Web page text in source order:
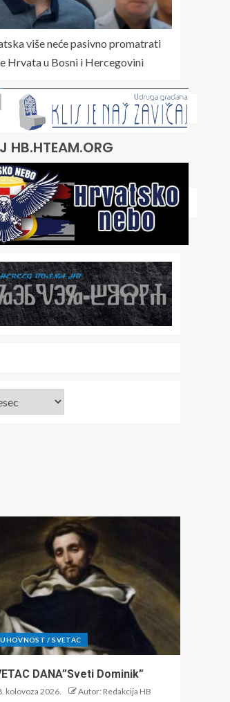
više neće pasivno promatrati
Hrvata u Bosni i Hercegovini
HB.HTEAM.ORG
/ SVETAC
DANA”Sveti Dominik”
kolovoza 2026. Autor: Redakcija HB